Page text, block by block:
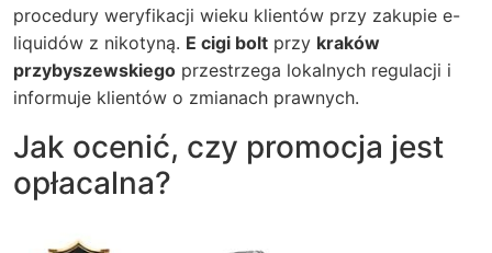
procedury weryfikacji wieku klientów przy zakupie e-
liquidów z nikotyną. E cigi bolt przy kraków
przybyszewskiego przestrzega lokalnych regulacji i
informuje klientów o zmianach prawnych.
Jak ocenić, czy promocja jest
opłacalna?